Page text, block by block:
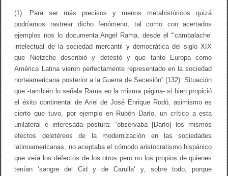
(1). Para ser más precisos y menos metahistóricos quizá
podríamos rastrear dicho fenómeno, tal como con acertados
ejemplos nos lo documenta Angel Rama, desde el “‘cambalache’
intelectual de la sociedad mercantil y democrática del siglo XIX
que Nietzche describió y detestó y que tanto Europa como
América Latina vieron perfectamente representado en la sociedad
norteamericana posterior a la Guerra de Secesión” (132). Situación
que -también lo señala Rama en la misma página- si bien propició
el éxito continental de Ariel de José Enrique Rodó, asimismo es
cierto que tuvo, por ejemplo en Rubén Darío, un crítico a esta
unilateral e interesada postura: “observaba [Darío] los mismos
efectos deletéreos de la modernización en las sociedades
latinoamericanas, no aceptaba el cómodo aristocratismo hispánico
que veía los defectos de los otros pero no los propios de quienes
tenían ‘sangre del Cid y de Carulla’ y, sobre todo, porque